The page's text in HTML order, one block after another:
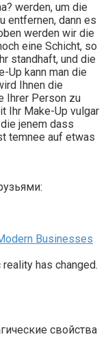
werden, um die
entfernen, dann es
werden wir die
eine Schicht, so
standhaft, und die
Up kann man die
Ihnen die
Ihrer Person zu
Ihr Make-Up vulgar
jenem dass
temnee auf etwas
Businesses
has changed.
свойства